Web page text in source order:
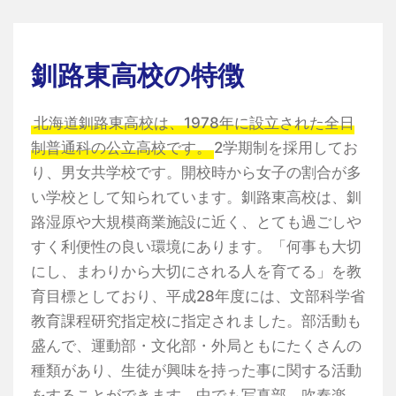
釧路東高校の特徴
北海道釧路東高校は、1978年に設立された全日
制普通科の公立高校です。 2学期制を採用してお
り、男女共学校です。開校時から女子の割合が多
い学校として知られています。釧路東高校は、釧
路湿原や大規模商業施設に近く、とても過ごしや
すく利便性の良い環境にあります。「何事も大切
にし、まわりから大切にされる人を育てる」を教
育目標としており、平成28年度には、文部科学省
教育課程研究指定校に指定されました。部活動も
盛んで、運動部・文化部・外局ともにたくさんの
種類があり、生徒が興味を持った事に関する活動